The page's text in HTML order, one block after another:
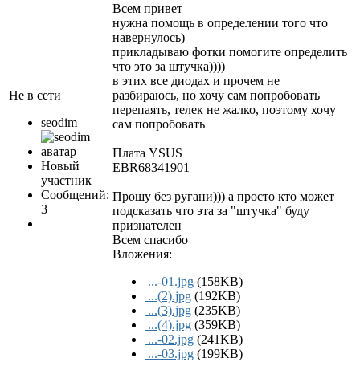
Не в сети
seodim
Новый
участник
Сообщений:
3
Всем привет
нужна помощь в определении того что
навернулось)
прикладываю фотки помогите определить
что это за штучка))))
в этих все диодах и прочем не
разбираюсь, но хочу сам попробовать
перепаять, телек не жалко, поэтому хочу
сам попробовать
Плата YSUS
EBR68341901
Прошу без ругани))) а просто кто может
подсказать что эта за "штучка" буду
признателен
Всем спасибо
Вложения:
...-01.jpg (158KB)
...(2).jpg (192KB)
...(3).jpg (235KB)
...(4).jpg (359KB)
...-02.jpg (241KB)
...-03.jpg (199KB)